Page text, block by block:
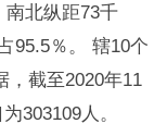
南北纵距73千
95.5％。 辖10个
，截至2020年11
303109人。